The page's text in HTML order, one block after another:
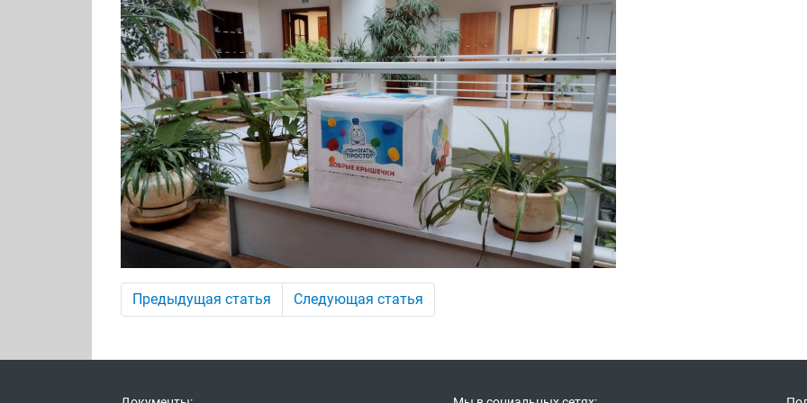
Предыдущая статья Следующая статья